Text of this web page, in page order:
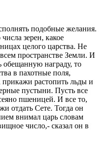
подобные желания.
зерен, какое
целого царства. Не
пространстве Земли. И
обещанную награду, то
в пахотные поля,
растопить льды и
пустыни. Пусть все
пшеницей. И все то,
отдать Сете. Тогда он
внимал царь словам
число,- сказал он в